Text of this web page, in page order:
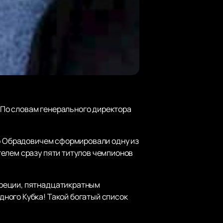
словам генерального директора
Обрадовичем сформировали одну из
сразу пяти титулов чемпионов
пятнадцатикратным
Кубка! Такой богатый список